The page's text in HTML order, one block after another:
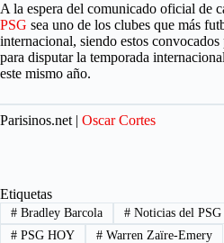
A la espera del comunicado oficial de
PSG sea uno de los clubes que más
internacional, siendo estos
para disputar la temporada
este mismo año.
Parisinos.net | Oscar Cortes
Etiquetas
#Bradley Barcola #Noticias del PSG
#PSG HOY #Warren Zaïre-Emery